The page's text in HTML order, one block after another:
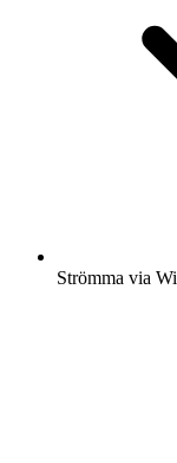
Strömma via